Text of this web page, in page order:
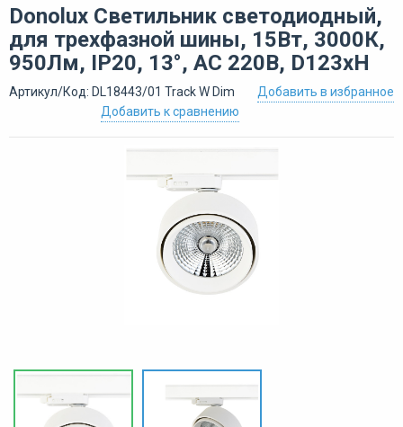
Donolux Светильник светодиодный,
для трехфазной шины, 15Вт, 3000К,
950Лм, IP20, 13°, AC 220В, D123xH
Артикул/Код: DL18443/01 Track W Dim
Добавить в избранное
Добавить к сравнению